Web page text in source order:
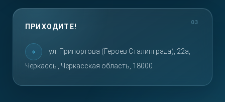
ПРИХОДИТЕ!
ул. Припортова (Героев Сталинграда), 22а,
Черкассы, Черкасская область, 18000